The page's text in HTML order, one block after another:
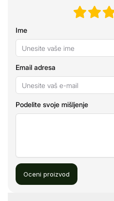
Ime
Email adresa
Podelite svoje mišljenje
Oceni proizvod